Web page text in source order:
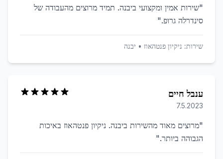
"שירות אמין ומקצועי ביבנה. תמיד מרוצים מהעבודה של
סינדרלה גרופ."
שירות: ניקיון פנטהאוז • יבנה
ענבל חיים
7.5.2023
"מרוצים מאוד מהשירות ביבנה. ניקיון פנטהאוז באיכות
הגבוהה ביותר."